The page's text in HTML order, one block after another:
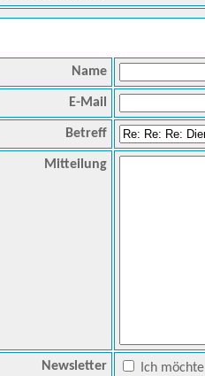
Name
E-Mail
Betreff
Mitteilung
Newsletter Ich